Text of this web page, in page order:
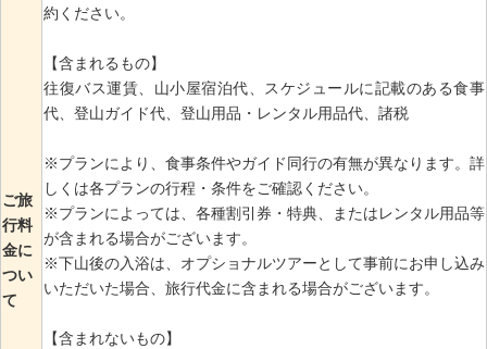
ご旅
行料
金に
つい
て
約ください。
【含まれるもの】
往復バス運賃、山小屋宿泊代、スケジュールに記載のある食事
代、登山ガイド代、登山用品・レンタル用品代、諸税
※プランにより、食事条件やガイド同行の有無が異なります。詳
しくは各プランの行程・条件をご確認ください。
※プランによっては、各種割引券・特典、またはレンタル用品等
が含まれる場合がございます。
※下山後の入浴は、オプショナルツアーとして事前にお申し込み
いただいた場合、旅行代金に含まれる場合がございます。
【含まれないもの】